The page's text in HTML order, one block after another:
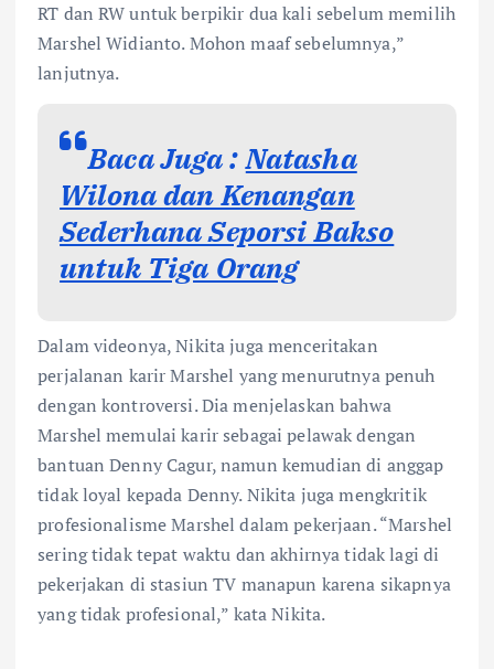
RT dan RW untuk berpikir dua kali sebelum memilih
Marshel Widianto. Mohon maaf sebelumnya,”
lanjutnya.
Baca Juga :Natasha
Wilona dan Kenangan
Sederhana Seporsi Bakso
untuk Tiga Orang
Dalam videonya, Nikita juga menceritakan
perjalanan karir Marshel yang menurutnya penuh
dengan kontroversi. Dia menjelaskan bahwa
Marshel memulai karir sebagai pelawak dengan
bantuan Denny Cagur, namun kemudian di anggap
tidak loyal kepada Denny. Nikita juga mengkritik
profesionalisme Marshel dalam pekerjaan. “Marshel
sering tidak tepat waktu dan akhirnya tidak lagi di
pekerjakan di stasiun TV manapun karena sikapnya
yang tidak profesional,” kata Nikita.